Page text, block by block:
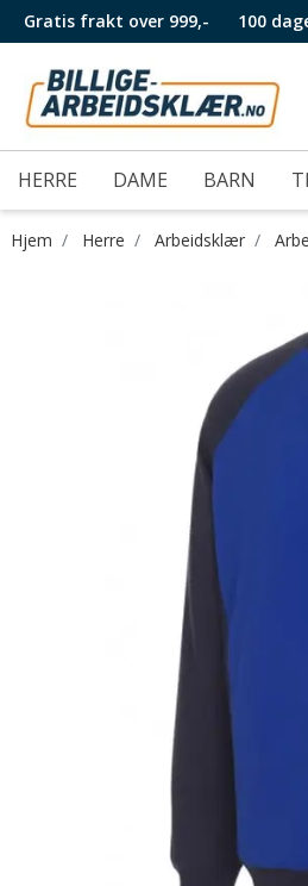
Gratis frakt over 999,- 100
HERRE DAME BARN
Hjem Herre Arbeidsklær